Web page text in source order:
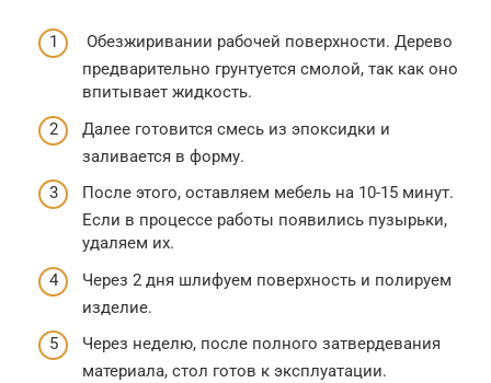
Обезжиривании рабочей поверхности. Дерево
предварительно грунтуется смолой, так как оно
впитывает жидкость.
Далее готовится смесь из эпоксидки и
заливается в форму.
После этого, оставляем мебель на 10-15 минут.
Если в процессе работы появились пузырьки,
удаляем их.
Через 2 дня шлифуем поверхность и полируем
изделие.
Через неделю, после полного затвердевания
материала, стол готов к эксплуатации.